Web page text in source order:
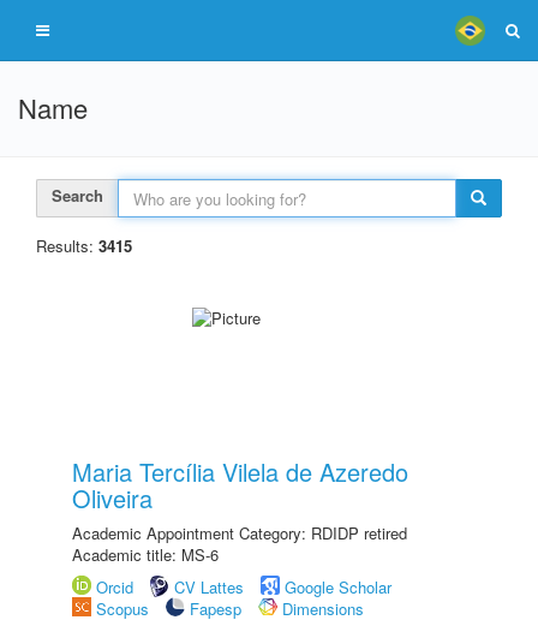
Name
Search
Results: 3415
Maria Tercília Vilela de Azeredo
Oliveira
Academic Appointment Category: RDIDP retired
Academic title: MS-6
Orcid
CV Lattes
Google Scholar
Scopus
Fapesp
Dimensions